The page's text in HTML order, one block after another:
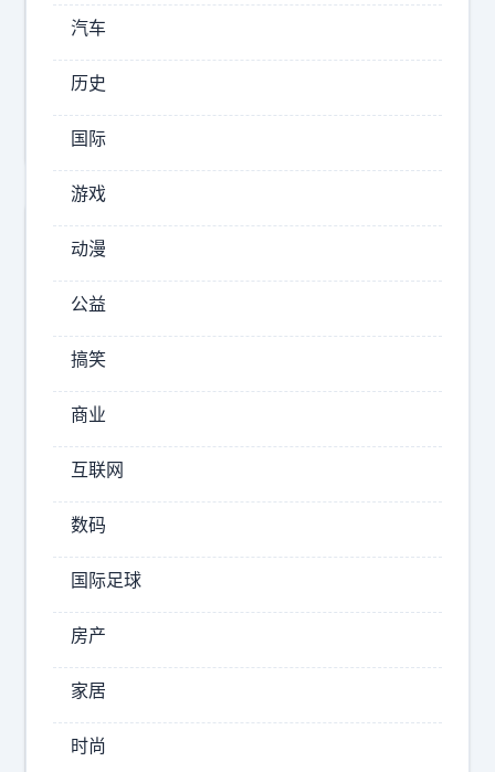
09
股
跑
赢
大
少
？
百
亿
私
募
量
达
1
4
家
预
痛
苦
和
幸
福
永
远
是
一
硬
币
的
两
，
汽车
历史
国际
游戏
动漫
公益
搞笑
商业
互联网
数码
国际足球
房产
家居
时尚